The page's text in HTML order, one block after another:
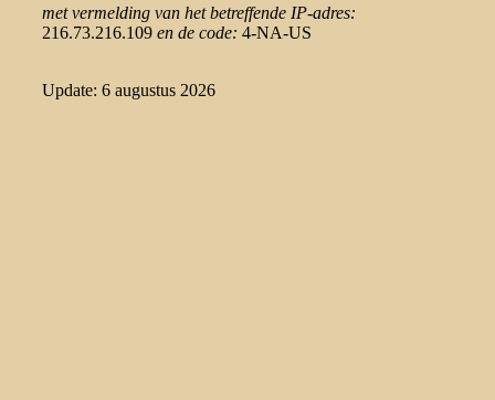
met vermelding van het betreffende IP-adres:
216.73.216.109 en de code: 4-NA-US
Update: 6 augustus 2026